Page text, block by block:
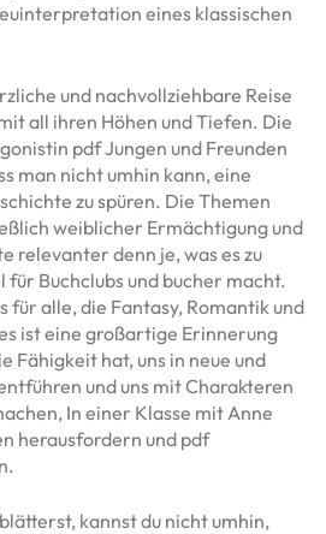
eines klassischen
und nachvollziehbare Reise
all ihren Höhen und Tiefen. Die
pdf Jungen und Freunden
man nicht umhin kann, eine
zu spüren. Die Themen
weiblicher Ermächtigung und
relevanter denn je, was es zu
Buchclubs und bucher macht.
für alle, die Fantasy, Romantik und
ist eine großartige Erinnerung
Fähigkeit hat, uns in neue und
und uns mit Charakteren
In einer Klasse mit Anne
herausfordern und pdf
kannst du nicht umhin,